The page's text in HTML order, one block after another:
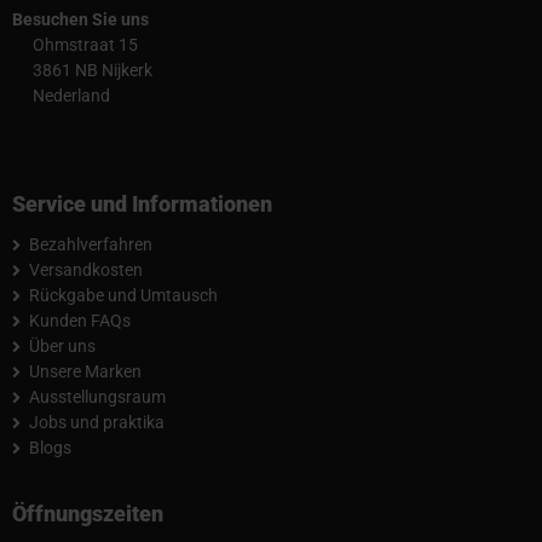
Besuchen Sie uns
Ohmstraat 15
3861 NB Nijkerk
Nederland
Service und Informationen
Bezahlverfahren
Versandkosten
Rückgabe und Umtausch
Kunden FAQs
Über uns
Unsere Marken
Ausstellungsraum
Jobs und praktika
Blogs
Öffnungszeiten